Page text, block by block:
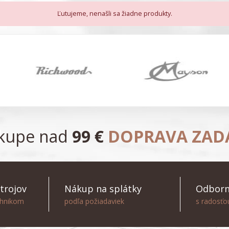
Ľutujeme, nenašli sa žiadne produkty.
nad 99 € DOPRAVA
Nákup na splátky
podľa požiadaviek s